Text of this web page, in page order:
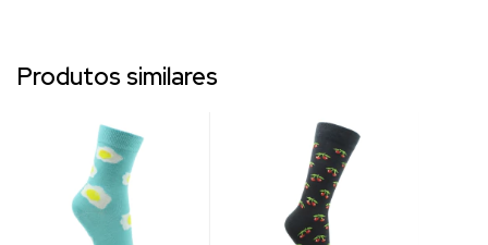
Produtos similares